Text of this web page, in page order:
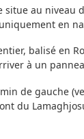
situe au niveau
en
balisé en
à un
de gauche
du